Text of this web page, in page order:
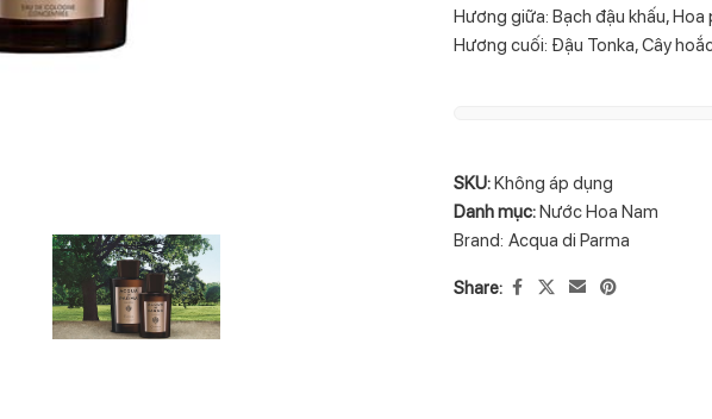
Hương giữa: Bạch đậu khấu,
Hương cuối: Đậu Tonka, Cây
SKU:Không áp dụng
Danh mục:Nước Hoa Nam
Brand: Acqua di Parma
Share: